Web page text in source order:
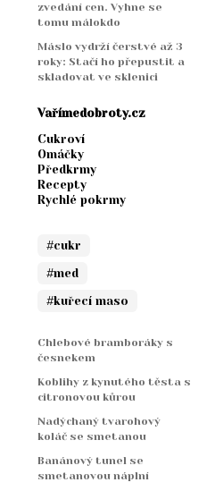
zvedání cen. Vyhne se
tomu málokdo
Máslo vydrží čerstvé až 3
roky: Stačí ho přepustit a
skladovat ve sklenici
Vařímedobroty.cz
Cukroví
Omáčky
Předkrmy
Recepty
Rychlé pokrmy
#cukr
#med
#kuřecí maso
Chlebové bramboráky s
česnekem
Koblihy z kynutého těsta s
citronovou kůrou
Nadýchaný tvarohový
koláč se smetanou
Banánový tunel se
smetanovou náplní